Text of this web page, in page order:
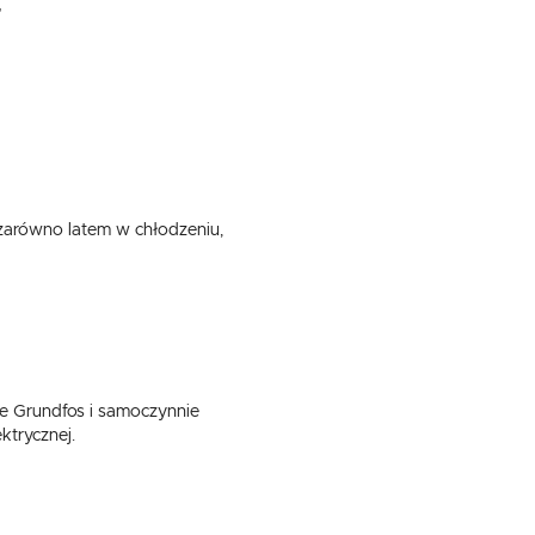
,
latem w chłodzeniu,
Grundfos i samoczynnie